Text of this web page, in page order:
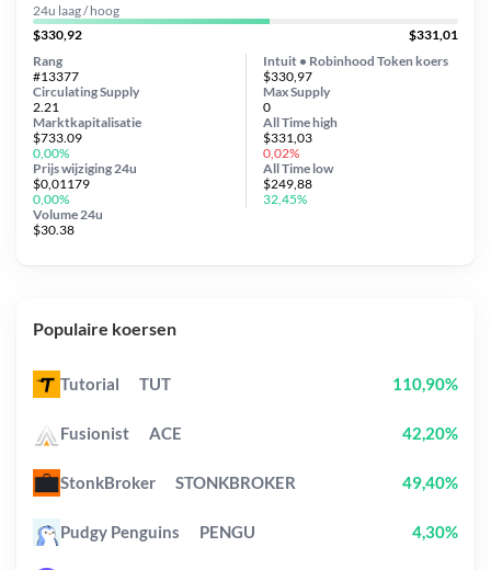
24u laag / hoog
$330,92
$331,01
Intuit • Robinhood Token koers
$330,97
Circulating Supply
2.21
Prijs wijziging 24u
$0,01179
0,00%
Max Supply
0
Marktkapitalisatie
$733.09
0,00%
Volume 24u
$30.38
Rang
#13377
All Timehigh
$331,03
0,02%
All Time low
$249,88
32,45%
Populaire koersen
Tutorial TUT 110,90%
Fusionist ACE 42,20%
StonkBroker STONKBROKER 49,40%
Pudgy Penguins PENGU 4,30%